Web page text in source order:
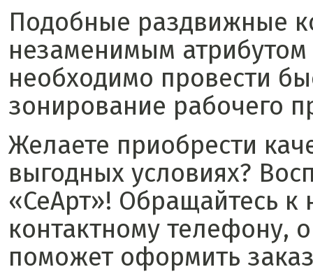
Подобные раздвижные
незаменимым
необходимо провести
зонирование рабочего
Желаете приобрести
выгодных условиях?
«СеАрт»! Обращайтесь к
контактному телефону,
поможет оформить